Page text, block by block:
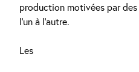
production motivées par
l’un à l’autre.
Les